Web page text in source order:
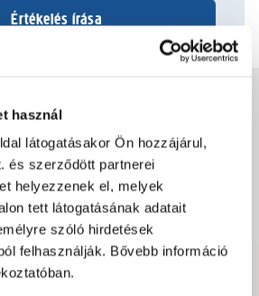
használ
látogatásakor Ön hozzájárul,
és szerződött partnerei
helyezzenek el, melyek
tett látogatásának adatait
szóló hirdetések
felhasználják. Bővebb információ
Értékelés írása
súly információk
felelős személy
az oldalon vagy a termék leírásában?